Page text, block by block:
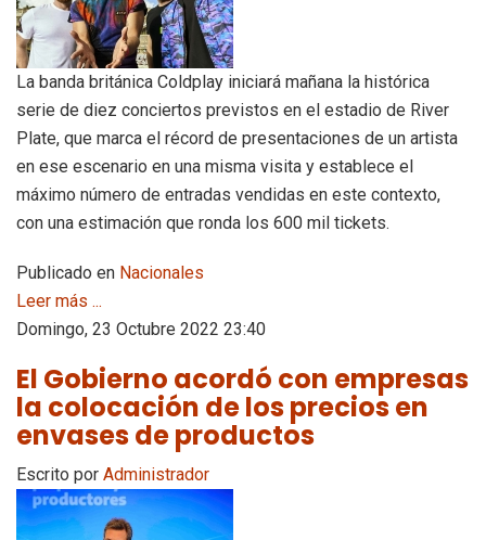
La banda británica Coldplay iniciará mañana la histórica
serie de diez conciertos previstos en el estadio de River
Plate, que marca el récord de presentaciones de un artista
en ese escenario en una misma visita y establece el
máximo número de entradas vendidas en este contexto,
con una estimación que ronda los 600 mil tickets.
Publicado en Nacionales
Leer más ...
Domingo, 23 Octubre 2022 23:40
El Gobierno acordó con empresas
la colocación de los precios en
envases de productos
Escrito por Administrador